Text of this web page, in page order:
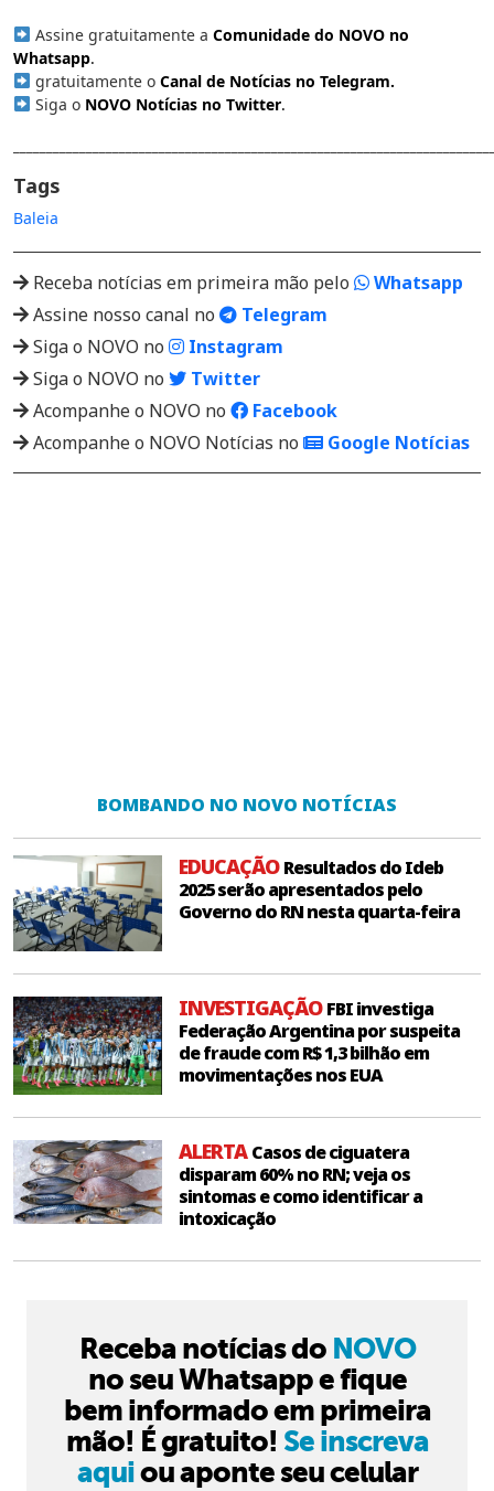
Assine gratuitamente a Comunidade do NOVO no
Whatsapp.
gratuitamente o Canal de Notícias no Telegram.
Siga o NOVO Notícias no Twitter.
Tags
Baleia
Receba notícias em primeira mão pelo
Whatsapp
Assine nosso canal no
Telegram
Siga o NOVO no
Instagram
Siga o NOVO no
Twitter
Acompanhe o NOVO no
Facebook
Acompanhe o NOVO Notícias no
Google Notícias
BOMBANDO NO NOVO NOTÍCIAS
EDUCAÇÃOResultados do Ideb
2025 serão apresentados pelo
Governo do RN nesta quarta-feira
INVESTIGAÇÃOFBI investiga
Federação Argentina por suspeita
de fraude com R$ 1,3 bilhão em
movimentações nos EUA
ALERTACasos de ciguatera
disparam 60% no RN; veja os
sintomas e como identificar a
intoxicação
Receba notícias do NOVO
no seu Whatsapp e fique
bem informado em primeira
mão! É gratuito! Se inscreva
aquiou aponte seu celular